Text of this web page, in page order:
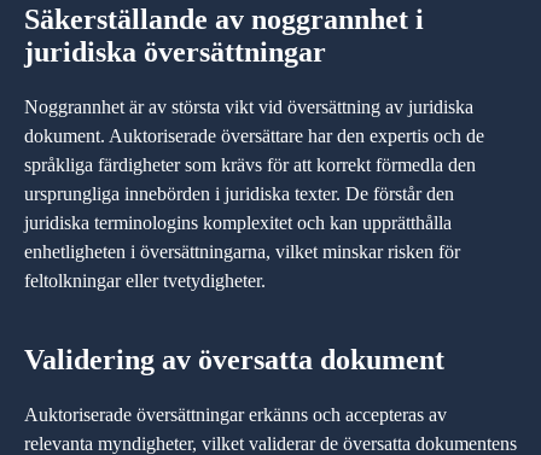
Säkerställande av noggrannhet i
juridiska översättningar
Noggrannhet är av största vikt vid översättning av juridiska
dokument. Auktoriserade översättare har den expertis och de
språkliga färdigheter som krävs för att korrekt förmedla den
ursprungliga innebörden i juridiska texter. De förstår den
juridiska terminologins komplexitet och kan upprätthålla
enhetligheten i översättningarna, vilket minskar risken för
feltolkningar eller tvetydigheter.
Validering av översatta dokument
Auktoriserade översättningar erkänns och accepteras av
relevanta myndigheter, vilket validerar de översatta dokumentens